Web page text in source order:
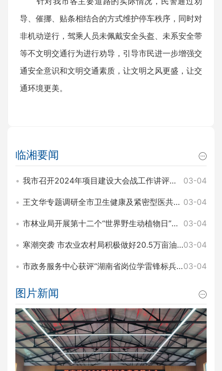
导、催挪、贴条相结合的方式维护停车秩序，同时对
非机动逆行，驾乘人员未佩戴安全头盔、未系安全带
等不文明交通行为进行劝导，引导市民进一步增强交
通安全意识和文明交通素质，让文明之风更盛，让交
通环境更美。
临湘要闻
我市召开2024年项目建设大会战工作讲评暨2025年园区项目建设大会战工作动员会 王文华 刘琦出席 03-04
王文华专题调研全市卫生健康及紧密型医共体建设工作 刘琦参加 03-04
市林业局开展第十二个“世界野生动植物日”主题宣传活动 03-04
寒潮突袭 市农业农村局积极做好20.5万亩油菜田间管理和防寒工作03-04
市政务服务中心获评“湖南省岗位学雷锋标兵集体”称号03-04
图片新闻